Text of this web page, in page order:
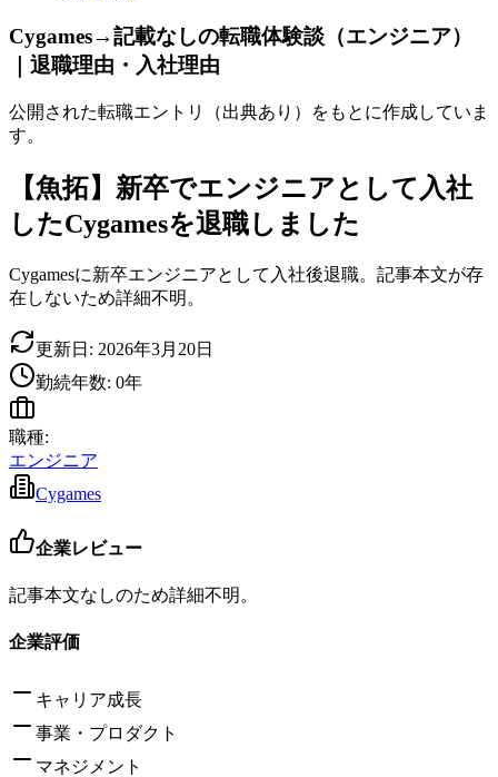
Cygames→記載なしの転職体験談（エンジニア）
｜退職理由・入社理由
公開された転職エントリ（出典あり）をもとに作成していま
す。
【魚拓】新卒でエンジニアとして入社
したCygamesを退職しました
Cygamesに新卒エンジニアとして入社後退職。記事本文が存
在しないため詳細不明。
更新日: 2026年3月20日
勤続年数: 0年
職種:
エンジニア
Cygames
企業レビュー
記事本文なしのため詳細不明。
企業評価
キャリア成長
事業・プロダクト
マネジメント